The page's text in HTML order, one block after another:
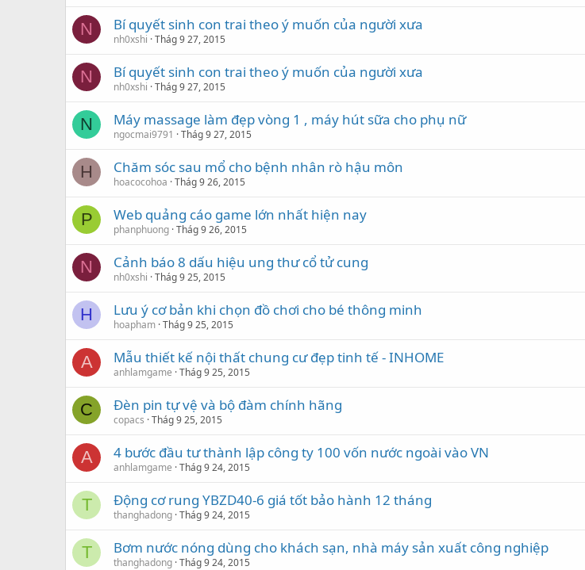
N Bí quyết sinh con trai theo ý muốn của người xưa
nh0xshi Thág 9 27, 2015
N Bí quyết sinh con trai theo ý muốn của người xưa
nh0xshi Thág 9 27, 2015
N Máy massage làm đẹp vòng 1 , máy hút sữa cho phụ nữ
ngocmai9791 Thág 9 27, 2015
H Chăm sóc sau mổ cho bệnh nhân rò hậu môn
hoacocohoa Thág 9 26, 2015
P Web quảng cáo game lớn nhất hiện nay
phanphuong Thág 9 26, 2015
N Cảnh báo 8 dấu hiệu ung thư cổ tử cung
nh0xshi Thág 9 25, 2015
H Lưu ý cơ bản khi chọn đồ chơi cho bé thông minh
hoapham Thág 9 25, 2015
A Mẫu thiết kế nội thất chung cư đẹp tinh tế - INHOME
anhlamgame Thág 9 25, 2015
C Đèn pin tự vệ và bộ đàm chính hãng
copacs Thág 9 25, 2015
A 4 bước đầu tư thành lập công ty 100 vốn nước ngoài vào VN
anhlamgame Thág 9 24, 2015
T Động cơ rung YBZD40-6 giá tốt bảo hành 12 tháng
thanghadong Thág 9 24, 2015
T Bơm nước nóng dùng cho khách sạn, nhà máy sản xuất công nghiệp
thanghadong Thág 9 24, 2015